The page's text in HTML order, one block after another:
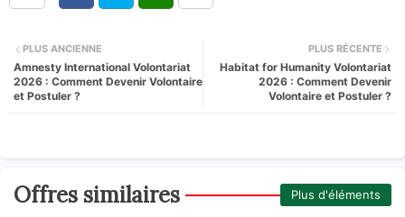
PLUS RÉCENTE
Habitat for Humanity Volontariat
2026 : Comment Devenir
Volontaire et Postuler ?
PLUS ANCIENNE
Amnesty International Volontariat
2026 : Comment Devenir Volontaire
et Postuler ?
Offres similaires Plus d'éléments